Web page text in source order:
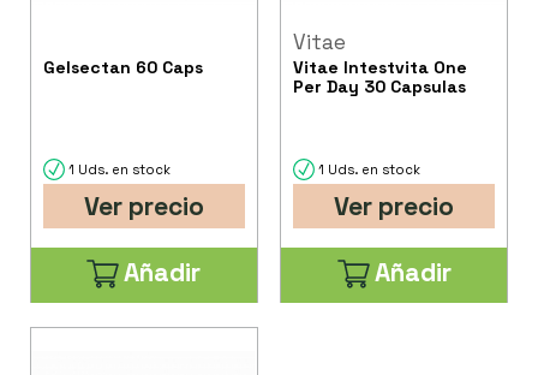
Gelsectan 60 Caps
1 Uds. en stock
Ver precio
Añadir
Vitae
Vitae Intestvita One
Per Day 30 Capsulas
1 Uds. en stock
Ver precio
Añadir